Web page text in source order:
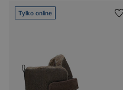
Tylko online